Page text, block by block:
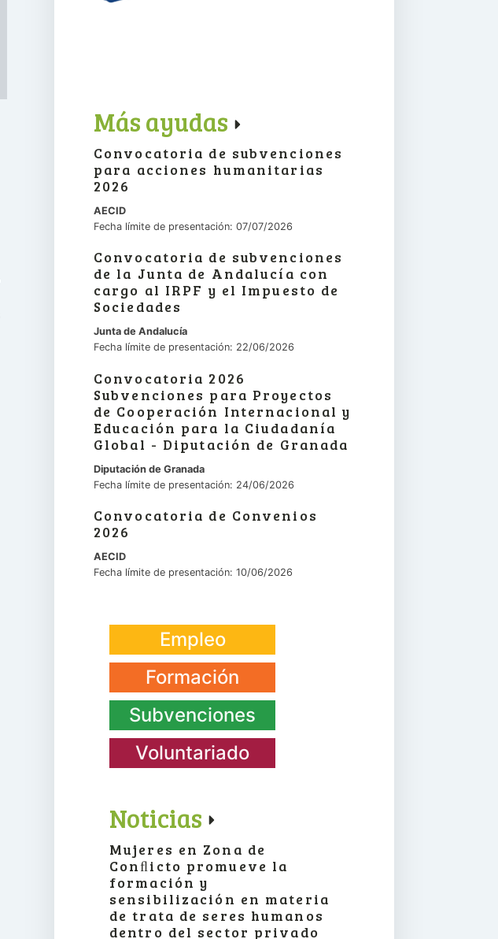
Más ayudas
Convocatoria de subvenciones
para acciones humanitarias
2026
AECID
Fecha límite de presentación: 07/07/2026
Convocatoria de subvenciones
de la Junta de Andalucía con
cargo al IRPF y el Impuesto de
Sociedades
Junta de Andalucía
Fecha límite de presentación: 22/06/2026
Convocatoria 2026
Subvenciones para Proyectos
de Cooperación Internacional y
Educación para la Ciudadanía
Global - Diputación de Granada
Diputación de Granada
Fecha límite de presentación: 24/06/2026
Convocatoria de Convenios
2026
AECID
Fecha límite de presentación: 10/06/2026
Empleo
Formación
Subvenciones
Voluntariado
Noticias
Mujeres en Zona de
Conﬂicto promueve la
formación y
sensibilización en materia
de trata de seres humanos
dentro del sector privado